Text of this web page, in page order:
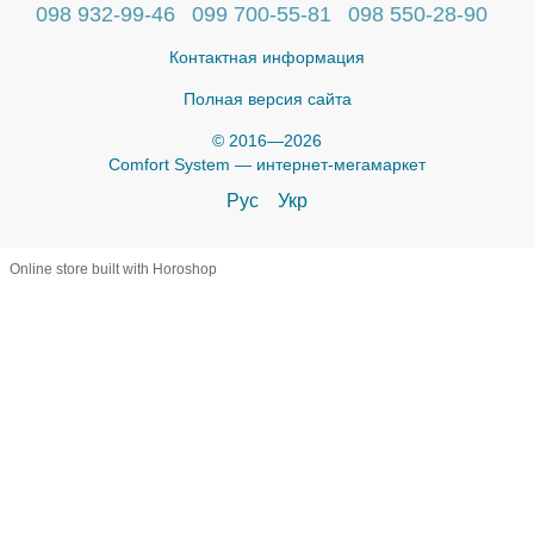
098 932-99-46 099 700-55-81 098 550-28-90
Контактная информация
Полная версия сайта
© 2016—2026
Comfort System — интернет-мегамаркет
Рус Укр
Online store built with Horoshop